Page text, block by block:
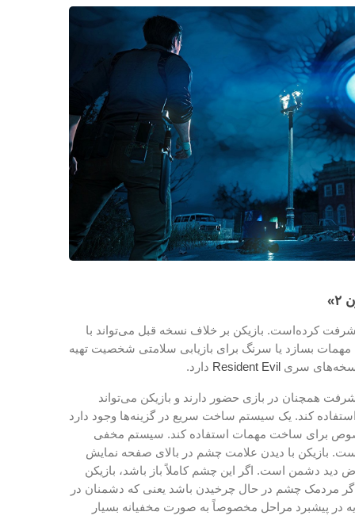
کرده‌است. بازیکن بر خلاف نسخه قبل می‌تواند با
مهمات بسازد یا سرنگ برای بازیابی سلامتی شخصیت تهیه
نسخه‌های سری Resident Evil دارد.
همچنان در بازی حضور دارند و بازیکن می‌تواند
کند. یک سیستم ساخت سریع در گزینه‌ها وجود دارد
برای ساخت مهمات استفاده کند. سیستم مخفی
بازیکن با دیدن علامت چشم در بالای صفحه نمایش
دید دشمن است. اگر این چشم کاملاً باز باشد، بازیکن
مردمک چشم در حال چرخیدن باشد یعنی که دشمنان در
در پیشبرد مراحل مخصوصاً به صورت مخفیانه بسیار